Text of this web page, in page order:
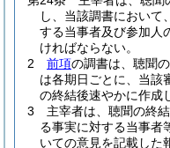
し、当該調書において
する当事者及び参加人
ければならない。
2
前項の調書は、聴聞
は各期日ごとに、当該
の終結後速やかに作成
3
主宰者は、聴聞の終
る事実に対する当事者
いての意見を記載した